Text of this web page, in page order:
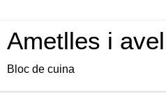
Ametlles i
Bloc de cuina